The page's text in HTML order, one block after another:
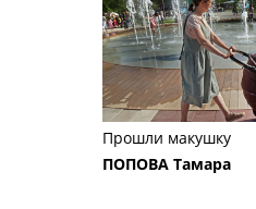
Прошли макушку
ПОПОВА Тамара